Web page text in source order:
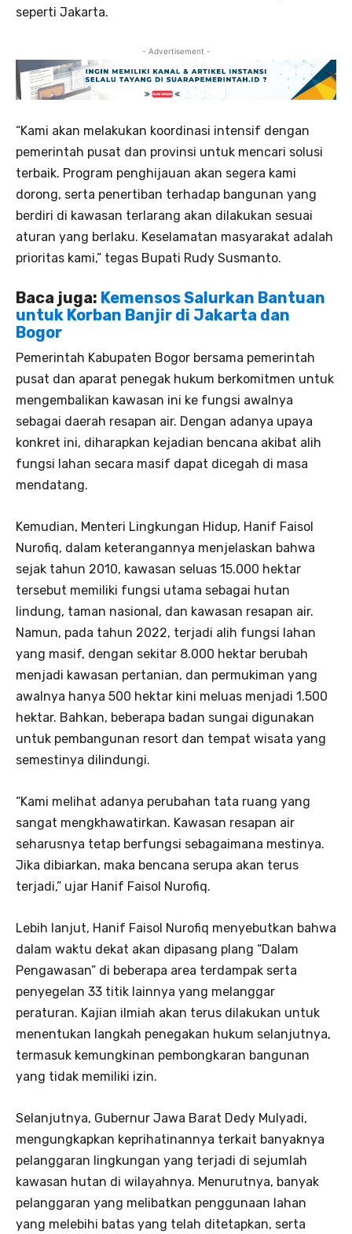
seperti Jakarta.
- Advertisement -
“Kami akan melakukan koordinasi intensif dengan
pemerintah pusat dan provinsi untuk mencari solusi
terbaik. Program penghijauan akan segera kami
dorong, serta penertiban terhadap bangunan yang
berdiri di kawasan terlarang akan dilakukan sesuai
aturan yang berlaku. Keselamatan masyarakat adalah
prioritas kami,” tegas Bupati Rudy Susmanto.
Baca juga: Kemensos Salurkan Bantuan
untuk Korban Banjir di Jakarta dan
Bogor
Pemerintah Kabupaten Bogor bersama pemerintah
pusat dan aparat penegak hukum berkomitmen untuk
mengembalikan kawasan ini ke fungsi awalnya
sebagai daerah resapan air. Dengan adanya upaya
konkret ini, diharapkan kejadian bencana akibat alih
fungsi lahan secara masif dapat dicegah di masa
mendatang.
Kemudian, Menteri Lingkungan Hidup, Hanif Faisol
Nurofiq, dalam keterangannya menjelaskan bahwa
sejak tahun 2010, kawasan seluas 15.000 hektar
tersebut memiliki fungsi utama sebagai hutan
lindung, taman nasional, dan kawasan resapan air.
Namun, pada tahun 2022, terjadi alih fungsi lahan
yang masif, dengan sekitar 8.000 hektar berubah
menjadi kawasan pertanian, dan permukiman yang
awalnya hanya 500 hektar kini meluas menjadi 1.500
hektar. Bahkan, beberapa badan sungai digunakan
untuk pembangunan resort dan tempat wisata yang
semestinya dilindungi.
“Kami melihat adanya perubahan tata ruang yang
sangat mengkhawatirkan. Kawasan resapan air
seharusnya tetap berfungsi sebagaimana mestinya.
Jika dibiarkan, maka bencana serupa akan terus
terjadi,” ujar Hanif Faisol Nurofiq.
Lebih lanjut, Hanif Faisol Nurofiq menyebutkan bahwa
dalam waktu dekat akan dipasang plang “Dalam
Pengawasan” di beberapa area terdampak serta
penyegelan 33 titik lainnya yang melanggar
peraturan. Kajian ilmiah akan terus dilakukan untuk
menentukan langkah penegakan hukum selanjutnya,
termasuk kemungkinan pembongkaran bangunan
yang tidak memiliki izin.
Selanjutnya, Gubernur Jawa Barat Dedy Mulyadi,
mengungkapkan keprihatinannya terkait banyaknya
pelanggaran lingkungan yang terjadi di sejumlah
kawasan hutan di wilayahnya. Menurutnya, banyak
pelanggaran yang melibatkan penggunaan lahan
yang melebihi batas yang telah ditetapkan, serta